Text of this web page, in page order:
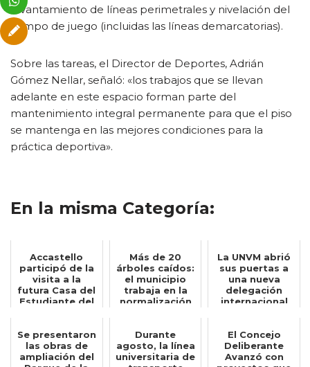
levantamiento de líneas perimetrales y nivelación del
campo de juego (incluidas las líneas demarcatorias).
Sobre las tareas, el Director de Deportes, Adrián
Gómez Nellar, señaló: «los trabajos que se llevan
adelante en este espacio forman parte del
mantenimiento integral permanente para que el piso
se mantenga en las mejores condiciones para la
práctica deportiva».
En la misma Categoría:
Accastello
participó de la
visita a la
futura Casa del
Estudiante del
Más de 20
árboles caídos:
el municipio
trabaja en la
normalización
La UNVM abrió
sus puertas a
una nueva
delegación
internacional
Se presentaron
las obras de
ampliación del
Durante
agosto, la línea
universitaria de
El Concejo
Deliberante
Avanzó con